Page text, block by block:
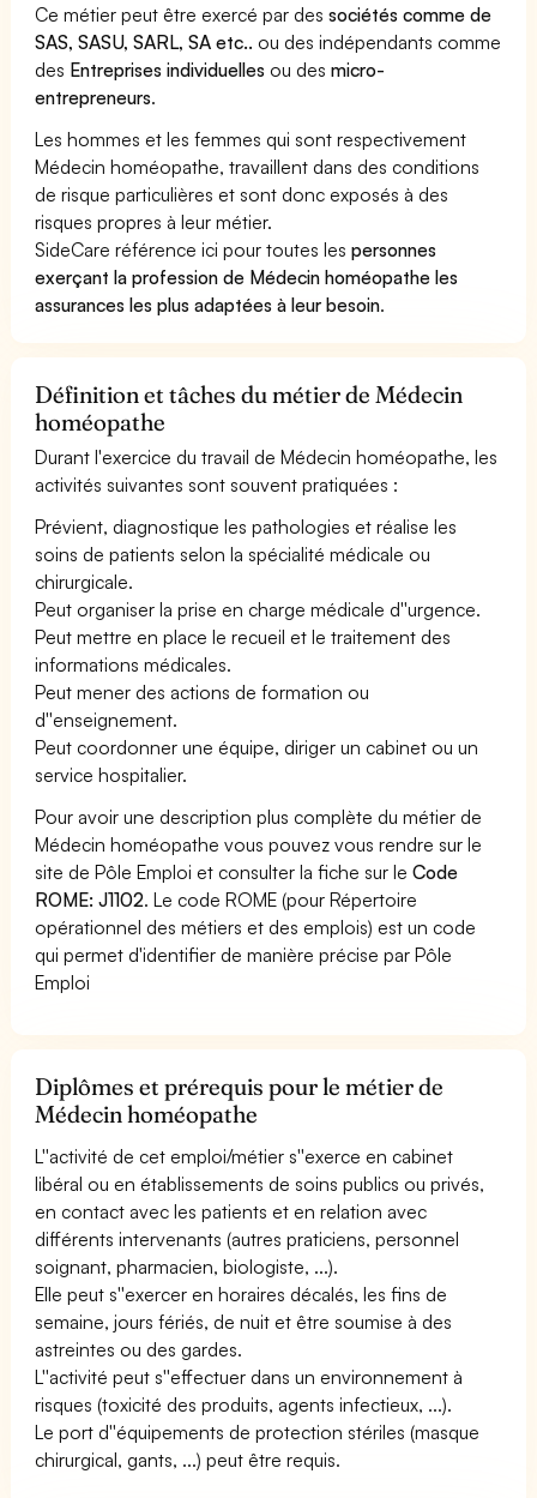
Ce métier peut être exercé par dessociétés comme de
SAS, SASU, SARL, SA etc.. ou des indépendants comme
des Entreprises individuelles ou desmicro-
entrepreneurs.
Les hommes et les femmes qui sont respectivement
Médecin homéopathe, travaillent dans des conditions
de risque particulières et sont donc exposés à des
risques propres à leur métier.
SideCare référence ici pour toutes lespersonnes
exerçant la profession de Médecin homéopathe les
assurances les plus adaptées à leur besoin.
Définition et tâches du métier de Médecin
homéopathe
Durant l'exercice du travail de Médecin homéopathe, les
activités suivantes sont souvent pratiquées :
Prévient, diagnostique les pathologies et réalise les
soins de patients selon la spécialité médicale ou
chirurgicale.
Peut organiser la prise en charge médicale d''urgence.
Peut mettre en place le recueil et le traitement des
informations médicales.
Peut mener des actions de formation ou
d''enseignement.
Peut coordonner une équipe, diriger un cabinet ou un
service hospitalier.
Pour avoir une description plus complète du métier de
Médecin homéopathe vous pouvez vous rendre sur le
site de Pôle Emploi et consulter la fiche sur leCode
ROME: J1102. Le code ROME (pour Répertoire
opérationnel des métiers et des emplois) est un code
qui permet d'identifier de manière précise par Pôle
Emploi
Diplômes et prérequis pour le métier de
Médecin homéopathe
L''activité de cet emploi/métier s''exerce en cabinet
libéral ou en établissements de soins publics ou privés,
en contact avec les patients et en relation avec
différents intervenants (autres praticiens, personnel
soignant, pharmacien, biologiste, ...).
Elle peut s''exercer en horaires décalés, les fins de
semaine, jours fériés, de nuit et être soumise à des
astreintes ou des gardes.
L''activité peut s''effectuer dans un environnement à
risques (toxicité des produits, agents infectieux, ...).
Le port d''équipements de protection stériles (masque
chirurgical, gants, ...) peut être requis.